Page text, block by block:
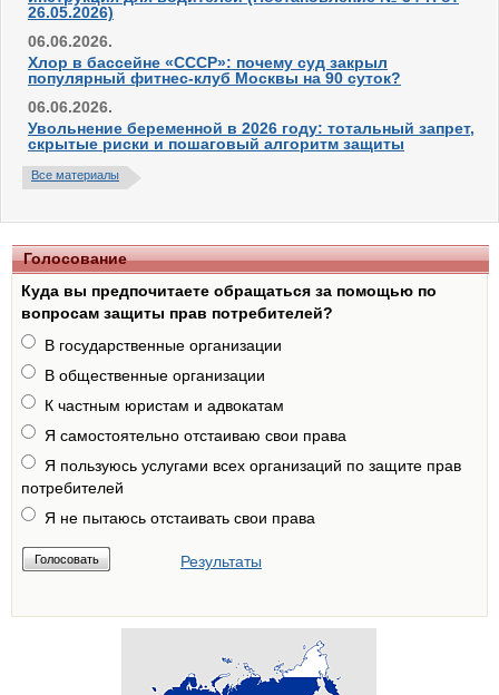
26.05.2026)
06.06.2026.
Хлор в бассейне «СССР»: почему суд закрыл
популярный фитнес-клуб Москвы на 90 суток?
06.06.2026.
Увольнение беременной в 2026 году: тотальный запрет,
скрытые риски и пошаговый алгоритм защиты
Все материалы
Голосование
Куда вы предпочитаете обращаться за помощью по
вопросам защиты прав потребителей?
В государственные организации
В общественные организации
К частным юристам и адвокатам
Я самостоятельно отстаиваю свои права
Я пользуюсь услугами всех организаций по защите прав
потребителей
Я не пытаюсь отстаивать свои права
Результаты